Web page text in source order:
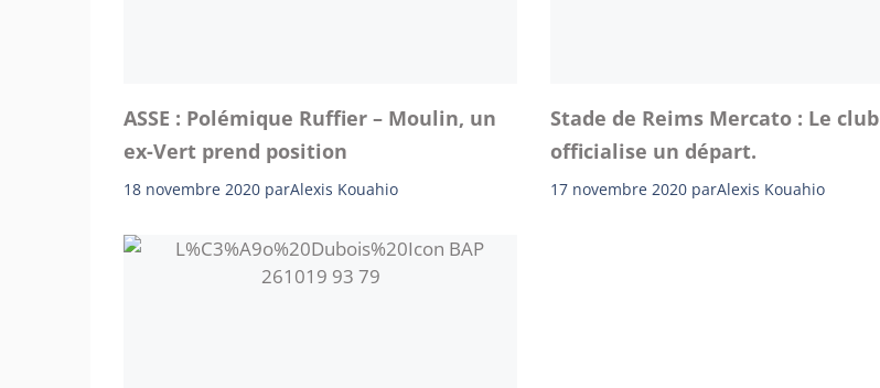
ASSE : Polémique Ruffier – Moulin, un
ex-Vert prend position
18 novembre 2020 parAlexis Kouahio
Stade de Reims Mercato : Le club
officialise un départ.
17 novembre 2020 parAlexis Kouahio